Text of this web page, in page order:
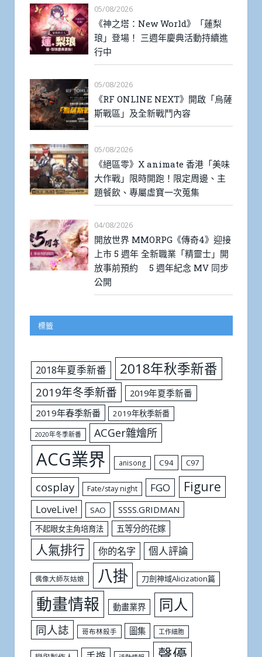
05/08/2026
《神之塔：New World》「蓮梨
琅」登場！ 三週年慶典活動持續進
行中
05/08/2026
《RF ONLINE NEXT》開啟「烏薩
斯戰區」及全新戰鬥內容
05/08/2026
《絕區零》X animate 香港「美味
大作戰」限時開跑！限定周邊、主
題餐飲、專屬虛寶一次蒐集
04/08/2026
開放世界 MMORPG《傳奇4》迎接
上市 5 週年 全新職業「精靈士」開
放事前預約 5 週年紀念 MV 同步
公開
標籤
2018年夏季新番 2018年秋季新番
2019年冬季新番
2019年夏季新番
2019年春季新番
2019年秋季新番
2020年冬季新番 ACGer雜燴所
ACG業界 anisong C94 C97
cosplay Fate/stay night FGO Figure
LoveLive! SAO SSSS.GRIDMAN
不起眼女主角培育法 五等分的花嫁
人氣排行 你的名字 個人評論
偶像大師灰姑娘 八掛 刀劍神域Alicization篇
動畫情報 動畫業界 同人
同人誌 哥布林殺手 圖集 工作細胞